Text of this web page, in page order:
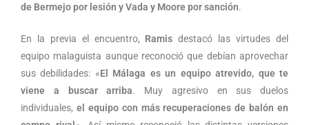
de Bermejo por lesión y Vada y Moore por sanción.
En la previa el encuentro, Ramis destacó las virtudes del
equipo malaguista aunque reconoció que debían aprovechar
sus debilidades: «El Málaga es un equipo atrevido, que te
viene a buscar arriba. Muy agresivo en sus duelos
individuales, el equipo con más recuperaciones de balón en